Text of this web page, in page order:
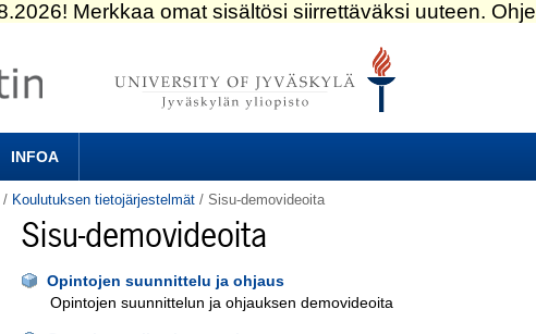
INFOA
/ Koulutuksen tietojärjestelmät /Sisu-demovideoita
Sisu-demovideoita
Opintojen suunnittelu ja ohjaus
Opintojen suunnittelun ja ohjauksen demovideoita